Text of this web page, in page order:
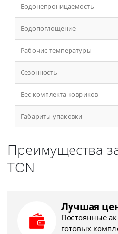
Водонепроницаемость
Водопоглощение
Рабочие температуры
Сезонность
Вес комплекта ковриков
Габариты упаковки
Преимущества
TON
Лучшая
Постоянные
готовых